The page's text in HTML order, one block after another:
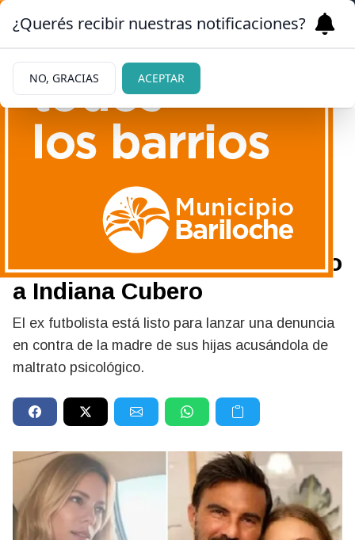
Qué dice la denuncia que
Fabián Cubero le hizo a
Nicole Neumann por maltrato
a Indiana Cubero
El ex futbolista está listo para lanzar una denuncia
en contra de la madre de sus hijas acusándola de
maltrato psicológico.
¿Querés recibir nuestras notificaciones?
NO, GRACIAS ACEPTAR